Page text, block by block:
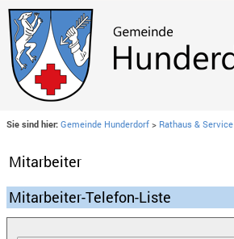
Sie sind hier: Gemeinde Hunderdorf > Rathaus & Service
Mitarbeiter
Mitarbeiter-Telefon-Liste